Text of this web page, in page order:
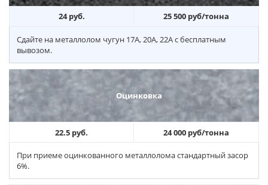
24 руб. 25 500 руб/тонна
Сдайте на металлолом чугун 17А, 20А, 22А с бесплатным
вывозом.
Оцинковка
22.5 руб. 24 000 руб/тонна
При приеме оцинкованного металлолома стандартный засор
6%.